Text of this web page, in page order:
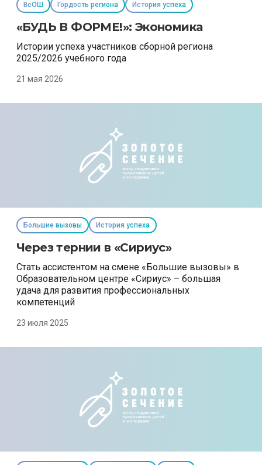
ВсОШ Гордость региона История успеха
«БУДЬ В ФОРМЕ!»: Экономика
Истории успеха участников сборной региона
2025/2026 учебного года
21 мая 2026
Большие вызовы История успеха
Через тернии в «Сириус»
Стать ассистентом на смене «Большие вызовы» в
Образовательном центре «Сириус» – большая
удача для развития профессиональных
компетенций
23 июля 2025